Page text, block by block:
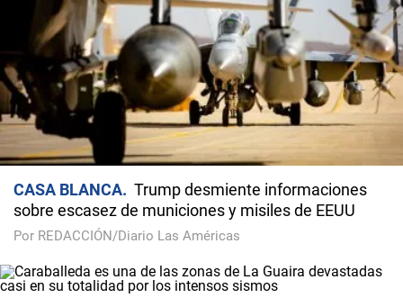
CASA BLANCA
Trump desmiente informaciones
sobre escasez de municiones y misiles de EEUU
Por REDACCIÓN/Diario Las Américas